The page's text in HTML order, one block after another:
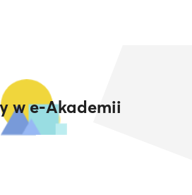
w e-Akademii